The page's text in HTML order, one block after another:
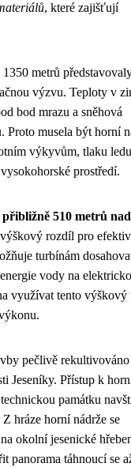
, které zajišťují
metrů
výzvu. Teploty v
bod mrazu a sněhová
Proto musela být horní
výkyvům, tlaku
prostředí.
510 metrů nad
rozdíl pro
turbínám
vody na
využívat tento výškový
pečlivě rekultivováno
Jeseníky. Přístup k
památku
hráze horní nádrže se
okolní jesenické
panorama táhnoucí se